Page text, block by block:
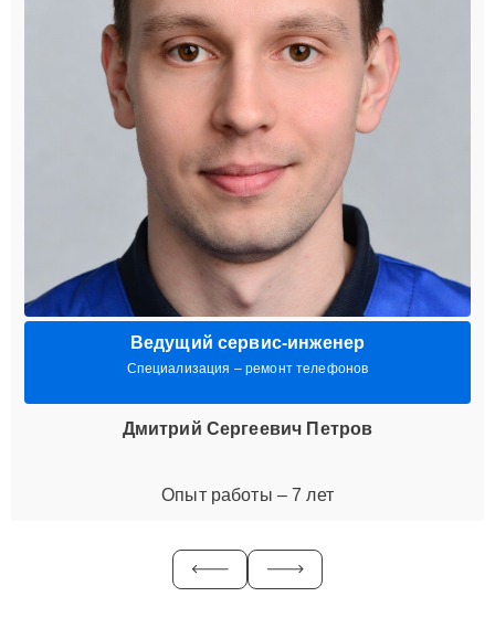
Ведущий сервис-инженер
Специализация – ремонт телефонов
Дмитрий Сергеевич Петров
Опыт работы – 7 лет